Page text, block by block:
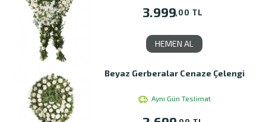
3.999,00 TL
HEMEN AL
Beyaz Gerberalar Cenaze Çelengi
Aynı Gün Teslimat